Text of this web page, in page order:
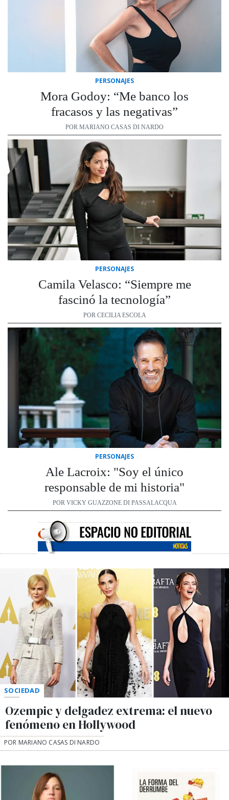
PERSONAJES
Mora Godoy: “Me banco los
fracasos y las negativas”
POR MARIANO CASAS DI NARDO
PERSONAJES
Camila Velasco: “Siempre me
fascinó la tecnología”
POR CECILIA ESCOLA
PERSONAJES
Ale Lacroix: "Soy el único
responsable de mi historia"
POR VICKY GUAZZONE DI PASSALACQUA
SOCIEDAD
Ozempic y delgadez extrema: el nuevo
fenómeno en Hollywood
POR MARIANO CASAS DI NARDO